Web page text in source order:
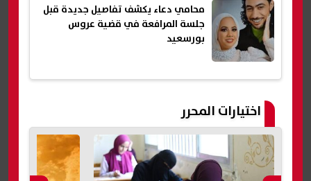
محامي دعاء يكشف تفاصيل جديدة قبل
جلسة المرافعة في قضية عروس
بورسعيد
اختيارات المحرر